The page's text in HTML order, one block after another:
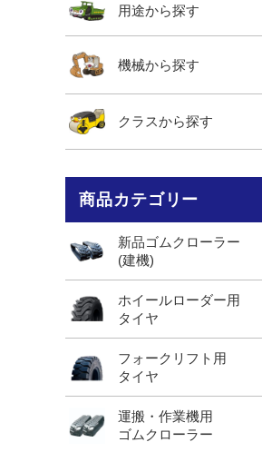
用途から探す
機械から探す
クラスから探す
商品カテゴリー
新品ゴムクローラー
(建機)
ホイールローダー用
タイヤ
フォークリフト用
タイヤ
運搬・作業機用
ゴムクローラー